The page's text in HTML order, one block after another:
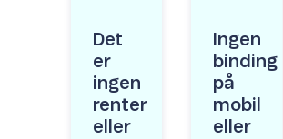
Det
er
ingen
renter
eller
Ingen
binding
på
mobil
eller